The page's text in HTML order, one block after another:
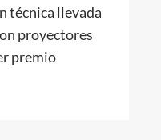
técnica llevada
proyectores
premio